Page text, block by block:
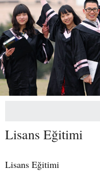
Lisans Eğitimi
Lisans Eğitimi